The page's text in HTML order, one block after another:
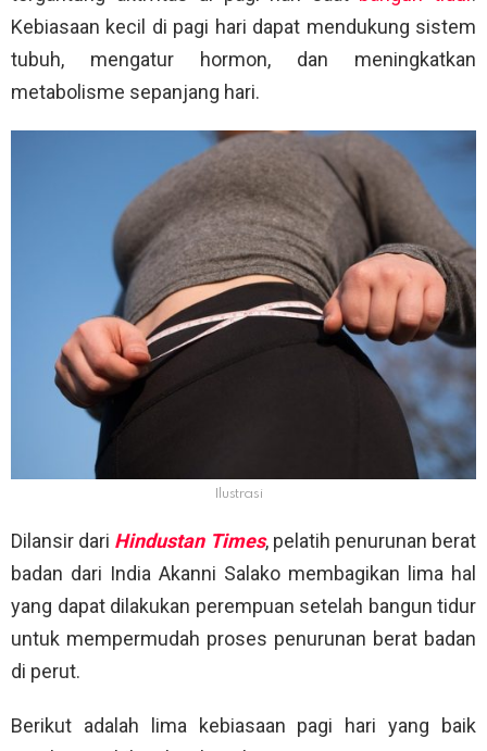
Kebiasaan kecil di pagi hari dapat mendukung sistem
tubuh, mengatur hormon, dan meningkatkan
metabolisme sepanjang hari.
Ilustrasi
Dilansir dari Hindustan Times, pelatih penurunan berat
badan dari India Akanni Salako membagikan lima hal
yang dapat dilakukan perempuan setelah bangun tidur
untuk mempermudah proses penurunan berat badan
di perut.
Berikut adalah lima kebiasaan pagi hari yang baik